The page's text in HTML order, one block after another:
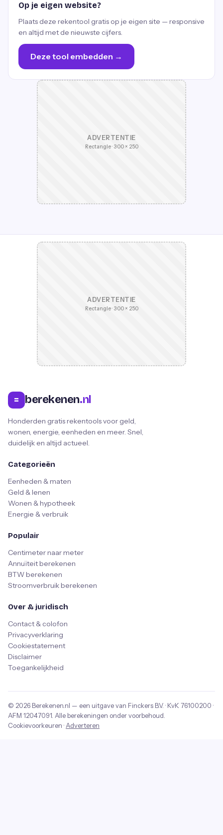
Op je eigen website?
Plaats deze rekentool gratis op je eigen site — responsive
en altijd met de nieuwste cijfers.
Deze tool embedden →
ADVERTENTIE
Rectangle · 300 × 250
ADVERTENTIE
Rectangle · 300 × 250
= berekenen.nl
Honderden gratis rekentools voor geld,
wonen, energie, eenheden en meer. Snel,
duidelijk en altijd actueel.
Categorieën
Eenheden & maten
Geld & lenen
Wonen & hypotheek
Energie & verbruik
Populair
Centimeter naar meter
Annuïteit berekenen
BTW berekenen
Stroomverbruik berekenen
Over & juridisch
Contact & colofon
Privacyverklaring
Cookiestatement
Disclaimer
Toegankelijkheid
© 2026 Berekenen.nl — een uitgave van Finckers B.V. · KvK 76100200 ·
AFM 12047091 . Alle berekeningen onder voorbehoud.
Cookievoorkeuren · Adverteren